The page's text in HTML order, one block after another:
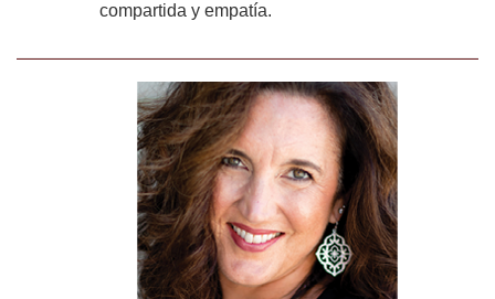
compartida y empatía.